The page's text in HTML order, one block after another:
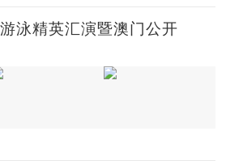
泳精英汇演暨澳门公开